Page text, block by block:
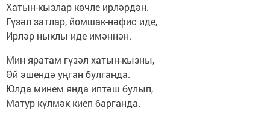
Хатын-кызлар көчле ирләрдән.
Гүзәл затлар, йомшак-нәфис иде,
Ирләр ныклы иде имәннән.
Мин яратам гүзәл хатын-кызны,
Өй эшендә уңган булганда.
Юлда минем янда иптәш булып,
Матур күлмәк киеп барганда.